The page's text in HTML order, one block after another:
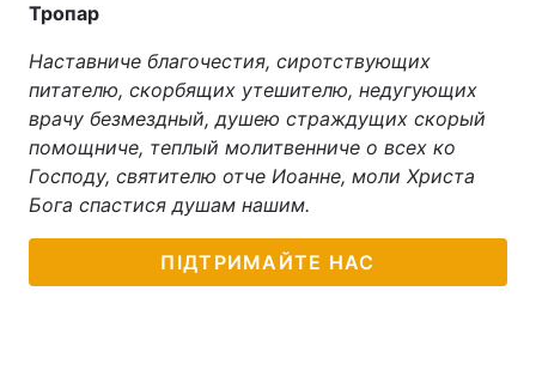
Тропар
Наставниче благочестия, сиротствующих
питателю, скорбящих утешителю, недугующих
врачу безмездный, душею страждущих скорый
помощниче, теплый молитвенниче о всех ко
Господу, святителю отче Иоанне, моли Христа
Бога спастися душам нашим.
ПІДТРИМАЙТЕ НАС